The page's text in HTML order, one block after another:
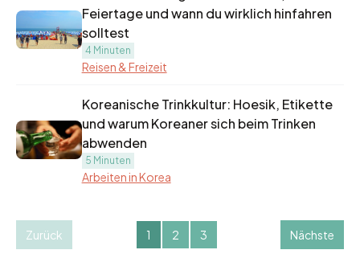
Feiertage und wann du wirklich hinfahren
solltest
4 Minuten
Reisen & Freizeit
Koreanische Trinkkultur: Hoesik, Etikette
und warum Koreaner sich beim Trinken
abwenden
5 Minuten
Arbeiten in Korea
Zurück 1 2 3 Nächste